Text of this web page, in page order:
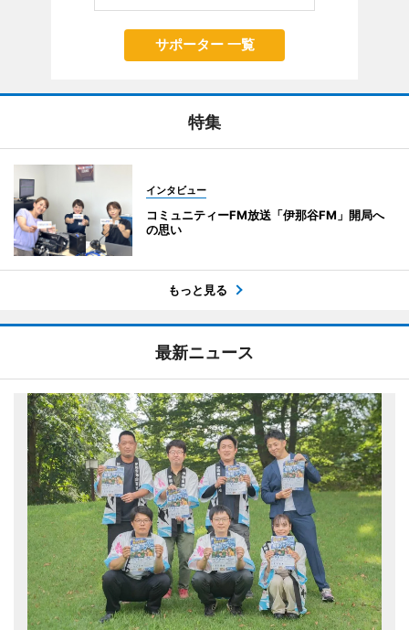
サポーター 一覧
特集
インタビュー
コミュニティーFM放送「伊那谷FM」開局へ
の思い
もっと見る
最新ニュース